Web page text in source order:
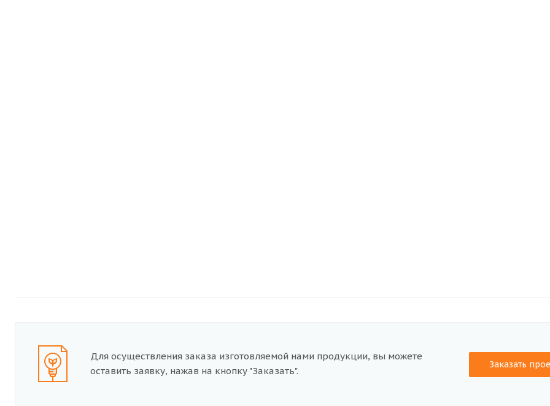
Для осуществления заказа изготовляемой нами продукции, вы можете
оставить заявку, нажав на кнопку "Заказать".
Заказать